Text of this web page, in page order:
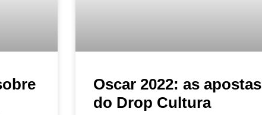
Oscar 2022: as apostas
do Drop Cultura